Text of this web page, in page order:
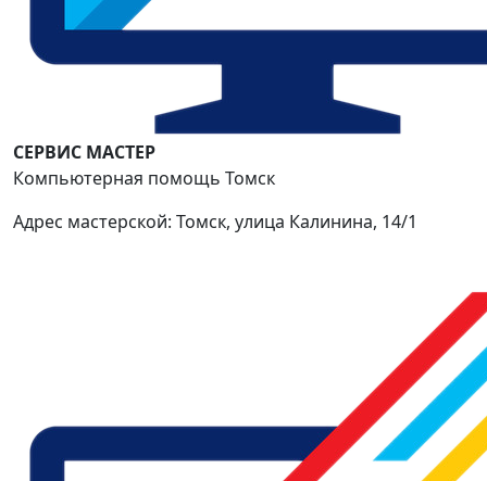
СЕРВИС МАСТЕР
Компьютерная помощь Томск
Адрес мастерской: Томск, улица Калинина, 14/1